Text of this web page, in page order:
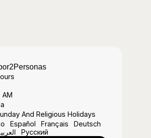
2Personas
AM
And Religious Holidays
Español Français
Deutsch
Русский